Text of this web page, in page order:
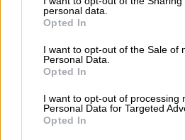
personal data.
Opted In
I want to opt-out of the Sale of
Personal Data.
Opted In
I want to opt-out of processing
Personal Data for Targeted
Opted In
▌ΤΕΛΕΥΤΑΙΑ